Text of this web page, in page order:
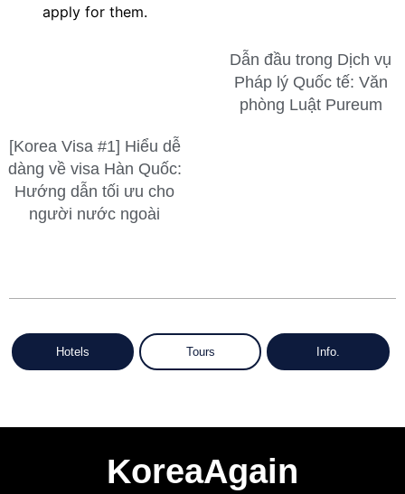
[Korea Visa #1] Hiểu dễ
dàng về visa Hàn Quốc:
Hướng dẫn tối ưu cho
người nước ngoài
Dẫn đầu trong Dịch vụ
Pháp lý Quốc tế: Văn
phòng Luật Pureum
Hotels Tours Info.
KoreaAgain